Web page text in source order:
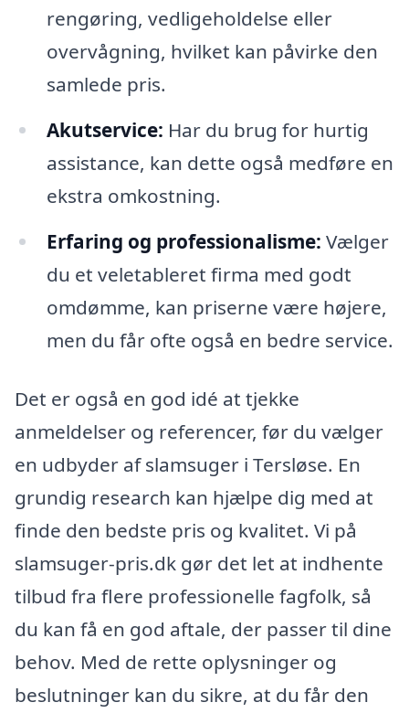
rengøring, vedligeholdelse eller
overvågning, hvilket kan påvirke den
samlede pris.
Akutservice: Har du brug for hurtig
assistance, kan dette også medføre en
ekstra omkostning.
Erfaring og professionalisme: Vælger
du et veletableret firma med godt
omdømme, kan priserne være højere,
men du får ofte også en bedre service.
Det er også en god idé at tjekke
anmeldelser og referencer, før du vælger
en udbyder af slamsuger i Tersløse. En
grundig research kan hjælpe dig med at
finde den bedste pris og kvalitet. Vi på
slamsuger-pris.dk gør det let at indhente
tilbud fra flere professionelle fagfolk, så
du kan få en god aftale, der passer til dine
behov. Med de rette oplysninger og
beslutninger kan du sikre, at du får den